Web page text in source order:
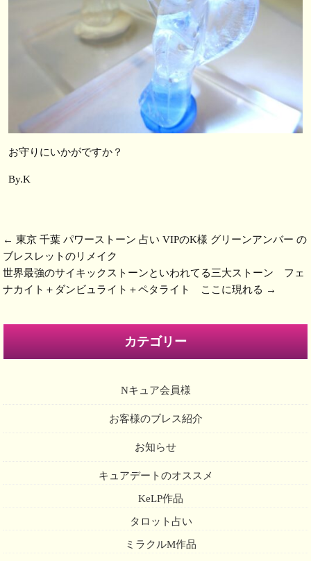
お守りにいかがですか？
By.K
←東京 千葉 パワーストーン 占い VIPのK様 グリーンアンバー の
ブレスレットのリメイク
世界最強のサイキックストーンといわれてる三大ストーン フェ
ナカイト＋ダンビュライト＋ペタライト ここに現れる →
カテゴリー
Nキュア会員様
お客様のブレス紹介
お知らせ
キュアデートのオススメ
KeLP作品
タロット占い
ミラクルM作品